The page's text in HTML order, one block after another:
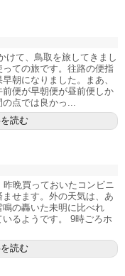
けて、鳥取を旅してきまし
ての旅です。往路の便指
朝になりました。まあ、
便が早朝便が昼前便しか
点では良かっ...
読む
晩買っておいたコンビニ
せます。外の天気は、あ
の轟いた未明に比べれ
るようです。 9時ごろホ
読む